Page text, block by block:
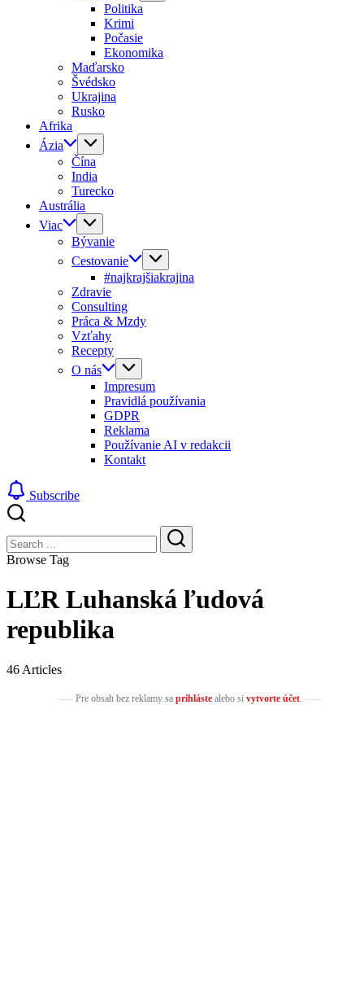
Politika
Krimi
Počasie
Ekonomika
Maďarsko
Švédsko
Ukrajina
Rusko
Afrika
Ázia
Čína
India
Turecko
Austrália
Viac
Bývanie
Cestovanie
#najkrajšiakrajina
Zdravie
Consulting
Práca & Mzdy
Vzťahy
Recepty
O nás
Impresum
Pravidlá používania
GDPR
Reklama
Používanie AI v redakcii
Kontakt
Subscribe
Search
Search
Browse Tag
LĽR Luhanská ľudová
republika
46 Articles
Pre obsah bez reklamy sa prihlástealebo si vytvorte účet.